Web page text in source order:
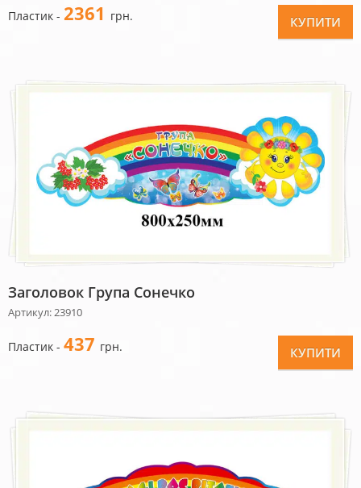
Пластик - 2361 грн. КУПИТИ
Заголовок Група Сонечко
Артикул: 23910
Пластик - 437 грн. КУПИТИ